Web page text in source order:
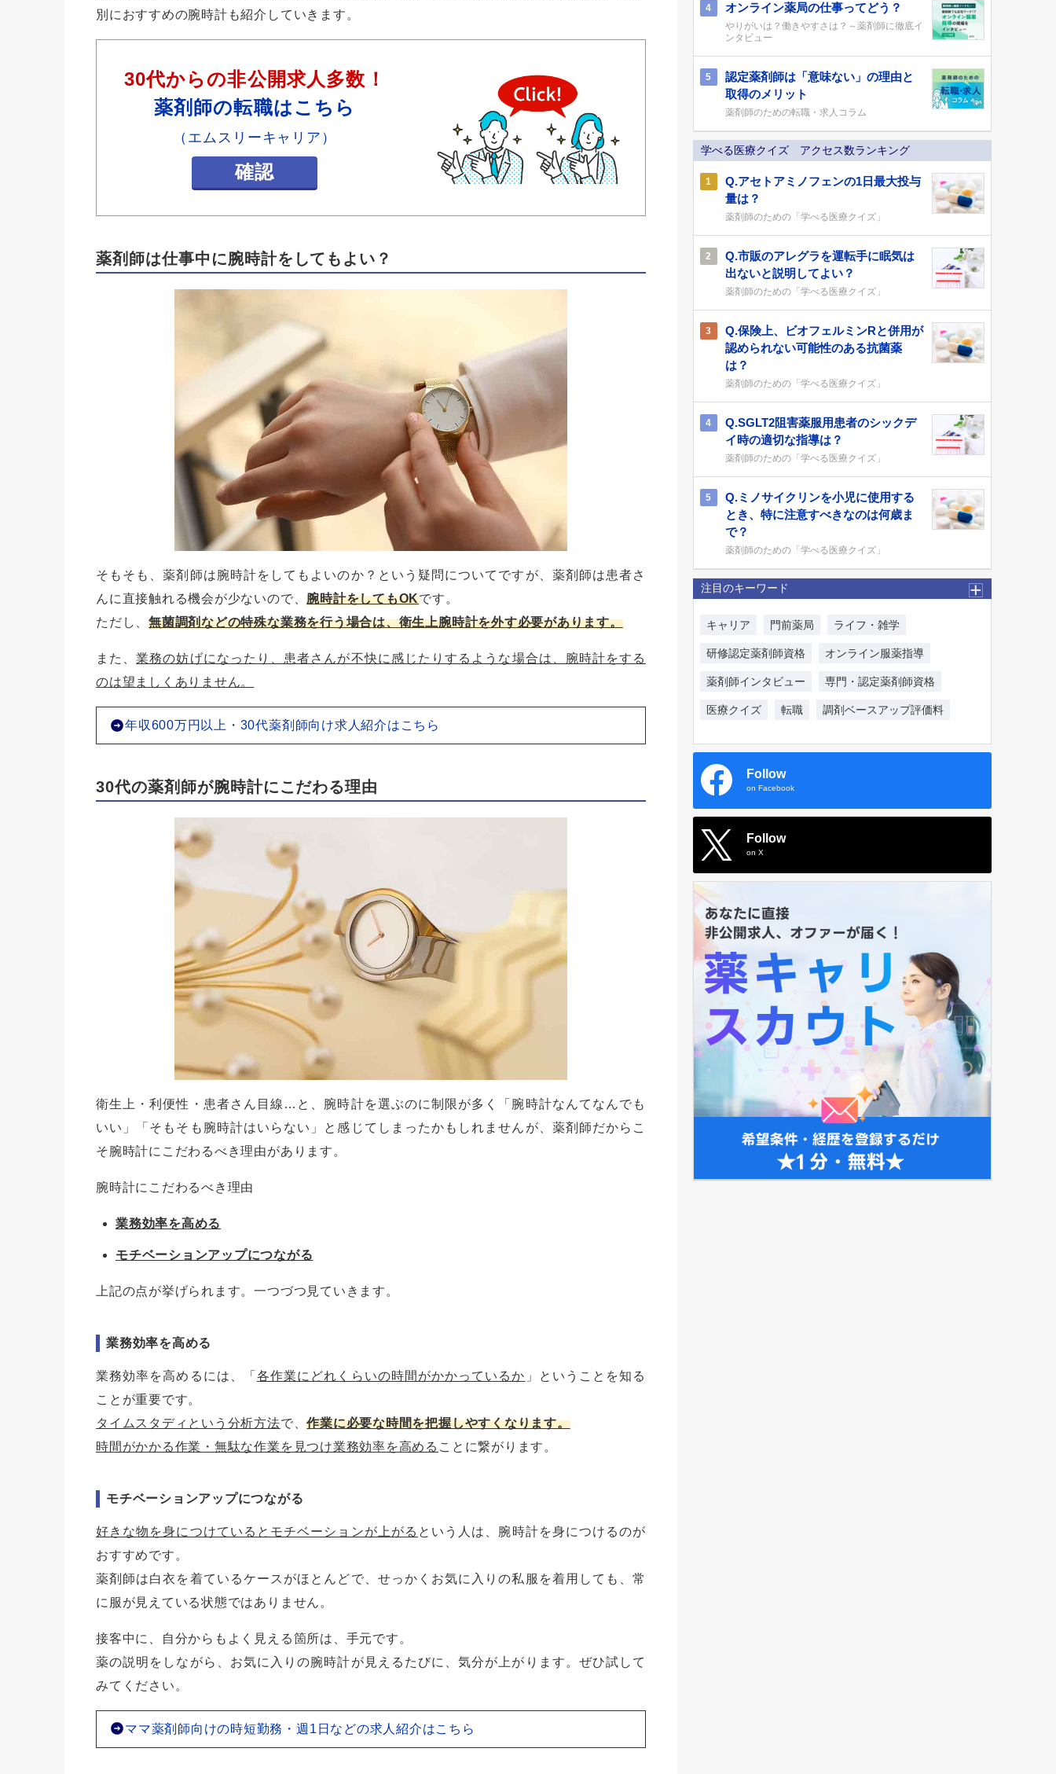
別におすすめの腕時計も紹介していきます。
30代からの非公開求人多数！
薬剤師の転職はこちら
（エムスリーキャリア）
確認
薬剤師は仕事中に腕時計をしてもよい？
そもそも、薬剤師は腕時計をしてもよいのか？という疑問についてですが、薬剤師は患者さ
んに直接触れる機会が少ないので、腕時計をしてもOKです。
ただし、無菌調剤などの特殊な業務を行う場合は、衛生上腕時計を外す必要があります。
また、業務の妨げになったり、患者さんが不快に感じたりするような場合は、腕時計をする
のは望ましくありません。
年収600万円以上・30代薬剤師向け求人紹介はこちら
30代の薬剤師が腕時計にこだわる理由
衛生上・利便性・患者さん目線…と、腕時計を選ぶのに制限が多く「腕時計なんてなんでも
いい」「そもそも腕時計はいらない」と感じてしまったかもしれませんが、薬剤師だからこ
そ腕時計にこだわるべき理由があります。
腕時計にこだわるべき理由
業務効率を高める
モチベーションアップにつながる
上記の点が挙げられます。一つづつ見ていきます。
業務効率を高める
業務効率を高めるには、「 各作業にどれくらいの時間がかかっているか 」ということを知る
ことが重要です。
タイムスタディという分析方法で、作業に必要な時間を把握しやすくなります。
時間がかかる作業・無駄な作業を見つけ業務効率を高める ことに繋がります。
モチベーションアップにつながる
好きな物を身につけているとモチベーションが上がる という人は、腕時計を身につけるのが
おすすめです。
薬剤師は白衣を着ているケースがほとんどで、せっかくお気に入りの私服を着用しても、常
に服が見えている状態ではありません。
接客中に、自分からもよく見える箇所は、手元です。
薬の説明をしながら、お気に入りの腕時計が見えるたびに、気分が上がります。ぜひ試して
みてください。
ママ薬剤師向けの時短勤務・週1日などの求人紹介はこちら
4 オンライン薬局の仕事ってどう？
やりがいは？働きやすさは？～薬剤師に徹底イ
ンタビュー
5
認定薬剤師は「意味ない」の理由と
取得のメリット
薬剤師のための転職・求人コラム
学べる医療クイズ アクセス数ランキング
1
Q.アセトアミノフェンの1日最大投与
量は？
薬剤師のための「学べる医療クイズ」
2
Q.市販のアレグラを運転手に眠気は
出ないと説明してよい？
薬剤師のための「学べる医療クイズ」
3
Q.保険上、ビオフェルミンRと併用が
認められない可能性のある抗菌薬
は？
薬剤師のための「学べる医療クイズ」
4
Q.SGLT2阻害薬服用患者のシックデ
イ時の適切な指導は？
薬剤師のための「学べる医療クイズ」
5
Q.ミノサイクリンを小児に使用する
とき、特に注意すべきなのは何歳ま
で？
薬剤師のための「学べる医療クイズ」
注目のキーワード
キャリア 門前薬局 ライフ・雑学
研修認定薬剤師資格 オンライン服薬指導
薬剤師インタビュー 専門・認定薬剤師資格
医療クイズ 転職 調剤ベースアップ評価料
Follow
on Facebook
Follow
on X